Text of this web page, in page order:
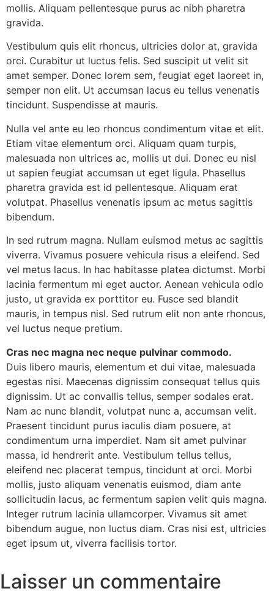
mollis. Aliquam pellentesque purus ac nibh pharetra
gravida.
Vestibulum quis elit rhoncus, ultricies dolor at, gravida
orci. Curabitur ut luctus felis. Sed suscipit ut velit sit
amet semper. Donec lorem sem, feugiat eget laoreet in,
semper non elit. Ut accumsan lacus eu tellus venenatis
tincidunt. Suspendisse at mauris.
Nulla vel ante eu leo rhoncus condimentum vitae et elit.
Etiam vitae elementum orci. Aliquam quam turpis,
malesuada non ultrices ac, mollis ut dui. Donec eu nisl
ut sapien feugiat accumsan ut eget ligula. Phasellus
pharetra gravida est id pellentesque. Aliquam erat
volutpat. Phasellus venenatis ipsum ac metus sagittis
bibendum.
In sed rutrum magna. Nullam euismod metus ac sagittis
viverra. Vivamus posuere vehicula risus a eleifend. Sed
vel metus lacus. In hac habitasse platea dictumst. Morbi
lacinia fermentum mi eget auctor. Aenean vehicula odio
justo, ut gravida ex porttitor eu. Fusce sed blandit
mauris, in tempus nisl. Sed rutrum elit non ante rhoncus,
vel luctus neque pretium.
Cras nec magna nec neque pulvinar commodo.
Duis libero mauris, elementum et dui vitae, malesuada
egestas nisi. Maecenas dignissim consequat tellus quis
dignissim. Ut ac convallis tellus, semper sodales erat.
Nam ac nunc blandit, volutpat nunc a, accumsan velit.
Praesent tincidunt purus iaculis diam posuere, at
condimentum urna imperdiet. Nam sit amet pulvinar
massa, id hendrerit ante. Vestibulum tellus tellus,
eleifend nec placerat tempus, tincidunt at orci. Morbi
mollis, justo aliquam venenatis euismod, diam ante
sollicitudin lacus, ac fermentum sapien velit quis magna.
Integer rutrum lacinia ullamcorper. Vivamus sit amet
bibendum augue, non luctus diam. Cras nisi est, ultricies
eget ipsum ut, viverra facilisis tortor.
Laisser un commentaire